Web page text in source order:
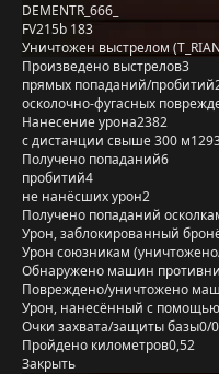
DEMENTR_666_
FV215b 183
Уничтожен выстрелом
Произведено выстрелов3
прямых попаданий/пробитий
осколочно-фугасных
Нанесение урона2382
с дистанции свыше 300 м
Получено попаданий6
пробитий4
не нанёсших урон2
Получено попаданий
Урон, заблокированный
Урон союзникам
Обнаружено машин
Повреждено/уничтожено
Урон, нанесённый с помощью
Очки захвата/защиты базы0/0
Пройдено километров0,52
Закрыть